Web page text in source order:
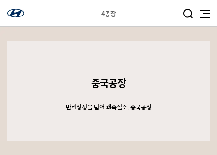
4공장
중국공장
만리장성을 넘어 쾌속질주, 중국공장